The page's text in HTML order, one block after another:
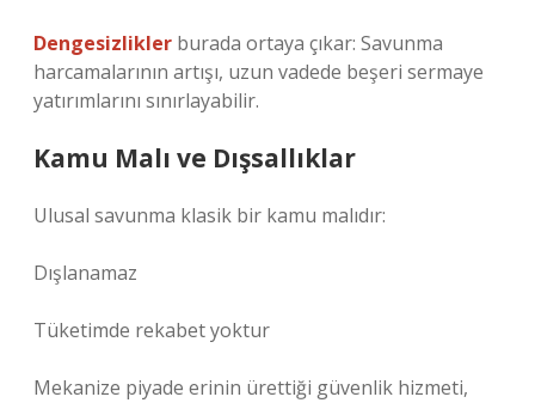
Dengesizlikler burada ortaya çıkar: Savunma
harcamalarının artışı, uzun vadede beşeri sermaye
yatırımlarını sınırlayabilir.
Kamu Malı ve Dışsallıklar
Ulusal savunma klasik bir kamu malıdır:
Dışlanamaz
Tüketimde rekabet yoktur
Mekanize piyade erinin ürettiği güvenlik hizmeti,